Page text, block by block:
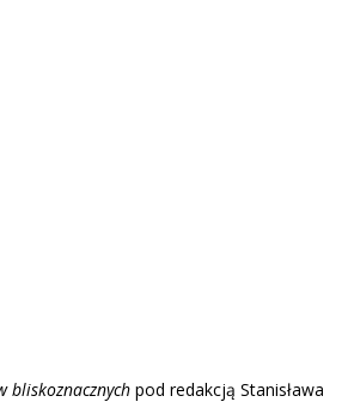
bliskoznacznych pod redakcją Stanisława